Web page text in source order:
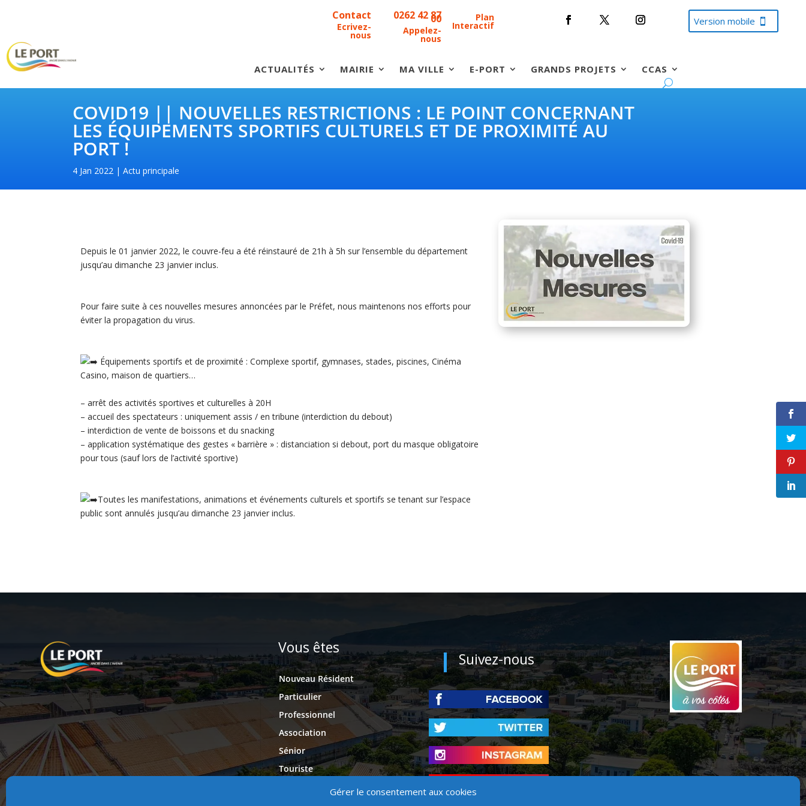
Gérer le consentement aux cookies
Contact
Ecrivez-
nous
0262 42 87
00
Appelez-
nous
Plan
Interactif Version mobile
ACTUALITÉS MAIRIE MA VILLE E-PORT GRANDS PROJETS CCAS
COVID19 || NOUVELLES RESTRICTIONS : LE POINT CONCERNANT
LES ÉQUIPEMENTS SPORTIFS CULTURELS ET DE PROXIMITÉ AU
PORT !
4 Jan 2022 Actu principale
Depuis le 01 janvier 2022, le couvre-feu a été réinstauré de 21h à 5h sur l’ensemble du département
jusqu’au dimanche 23 janvier inclus.
Pour faire suite à ces nouvelles mesures annoncées par le Préfet, nous maintenons nos efforts pour
éviter la propagation du virus.
Équipements sportifs et de proximité : Complexe sportif, gymnases, stades, piscines, Cinéma
Casino, maison de quartiers…
– arrêt des activités sportives et culturelles à 20H
– accueil des spectateurs : uniquement assis / en tribune (interdiction du debout)
– interdiction de vente de boissons et du snacking
– application systématique des gestes « barrière » : distanciation si debout, port du masque obligatoire
pour tous (sauf lors de l’activité sportive)
Toutes les manifestations, animations et événements culturels et sportifs se tenant sur l’espace
public sont annulés jusqu’au dimanche 23 janvier inclus.
Vous êtes
Nouveau Résident
Particulier
Professionnel
Association
Sénior
Touriste
Suivez-nous